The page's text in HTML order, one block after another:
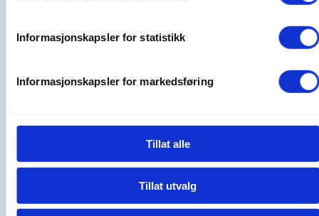
Informasjonskapsler for statistikk
Informasjonskapsler for markedsføring
Tillat alle
Tillat utvalg
Kontaktperson
https://90620002
Vi møtes ved biblioteket kl 10.
Mer informasjon